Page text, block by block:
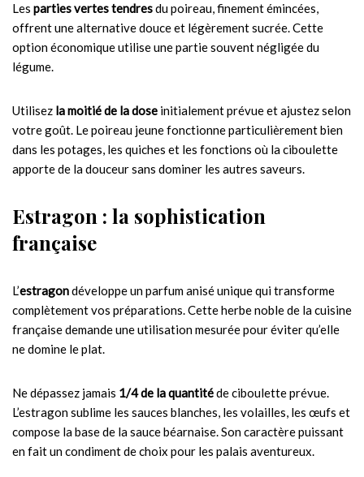
Les parties vertes tendresdu poireau, finement émincées,
offrent une alternative douce et légèrement sucrée. Cette
option économique utilise une partie souvent négligée du
légume.
Utilisez la moitié de la dose initialement prévue et ajustez selon
votre goût. Le poireau jeune fonctionne particulièrement bien
dans les potages, les quiches et les fonctions où la ciboulette
apporte de la douceur sans dominer les autres saveurs.
Estragon : la sophistication
française
L’estragondéveloppe un parfum anisé unique qui transforme
complètement vos préparations. Cette herbe noble de la cuisine
française demande une utilisation mesurée pour éviter qu’elle
ne domine le plat.
Ne dépassez jamais 1/4 de la quantitéde ciboulette prévue.
L’estragon sublime les sauces blanches, les volailles, les œufs et
compose la base de la sauce béarnaise. Son caractère puissant
en fait un condiment de choix pour les palais aventureux.